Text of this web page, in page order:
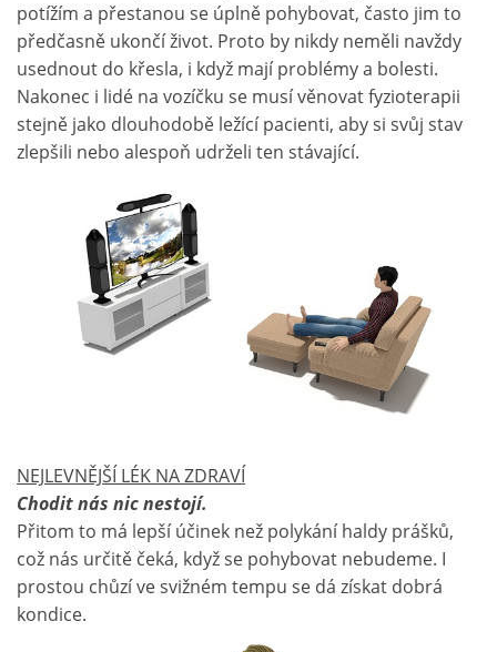
potížím a přestanou se úplně pohybovat, často jim to
předčasně ukončí život. Proto by nikdy neměli navždy
usednout do křesla, i když mají problémy a bolesti.
Nakonec i lidé na vozíčku se musí věnovat fyzioterapii
stejně jako dlouhodobě ležící pacienti, aby si svůj stav
zlepšili nebo alespoň udrželi ten stávající.
NEJLEVNĚJŠÍ LÉK NA ZDRAVÍ
Chodit nás nic nestojí.
Přitom to má lepší účinek než polykání haldy prášků,
což nás určitě čeká, když se pohybovat nebudeme. I
prostou chůzí ve svižném tempu se dá získat dobrá
kondice.